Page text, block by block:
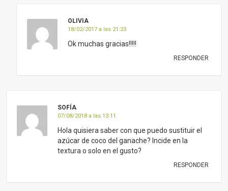
OLIVIA
18/02/2017 a las 21:23
Ok muchas gracias!!!!!
RESPONDER
SOFÍA
07/08/2018 a las 13:11
Hola quisiera saber con que puedo sustituir el
azúcar de coco del ganache? Incide en la
textura o solo en el gusto?
RESPONDER